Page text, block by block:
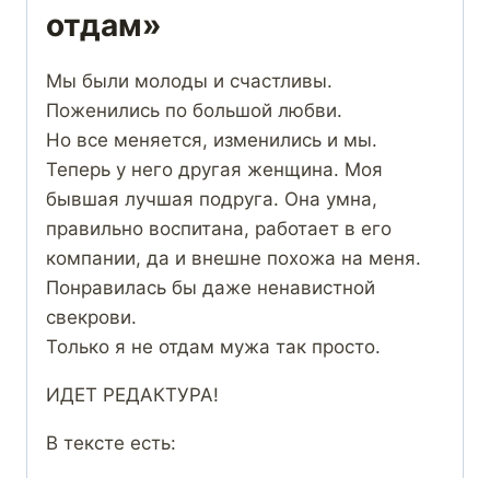
отдам»
Мы были молоды и счастливы.
Поженились по большой любви.
Но все меняется, изменились и мы.
Теперь у него другая женщина. Моя
бывшая лучшая подруга. Она умна,
правильно воспитана, работает в его
компании, да и внешне похожа на меня.
Понравилась бы даже ненавистной
свекрови.
Только я не отдам мужа так просто.
ИДЕТ РЕДАКТУРА!
В тексте есть: